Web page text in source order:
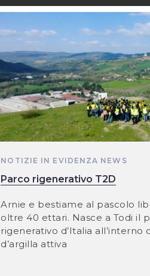
NOTIZIE IN EVIDENZA NEWS
Parco rigenerativo T2D
Arnie e bestiame al pascolo
oltre 40 ettari. Nasce a Todi il
rigenerativo d’Italia all’interno
d’argilla attiva